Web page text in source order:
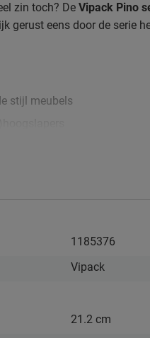
zin toch? De Vipack Pino
gerust eens door de serie
stijl meubels
(en schoon)
om alle tips & tricks te
1185376
Vipack
21.2 cm